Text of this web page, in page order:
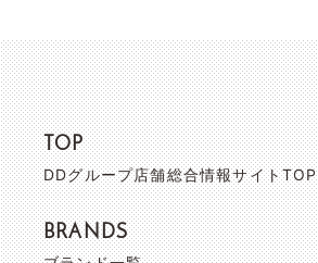
TOP
DDグループ店舗総合情報サイトTOP
BRANDS